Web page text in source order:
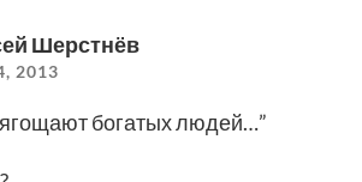
Шерстнёв
2013
богатых людей…”